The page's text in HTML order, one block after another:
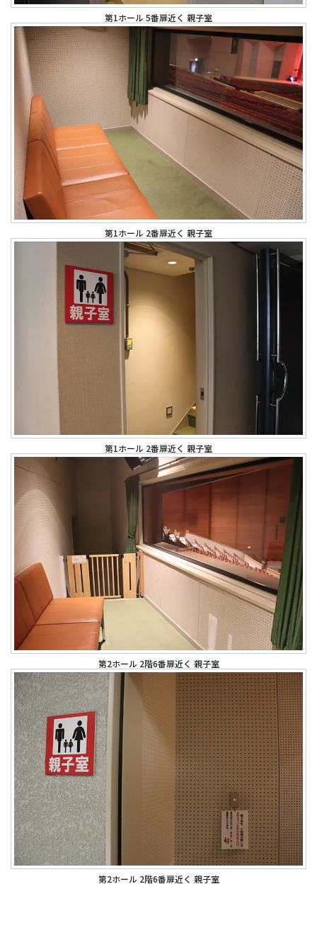
第1ホール 5番扉近く 親子室
第1ホール 2番扉近く 親子室
第1ホール 2番扉近く 親子室
第2ホール 2階6番扉近く 親子室
第2ホール 2階6番扉近く 親子室